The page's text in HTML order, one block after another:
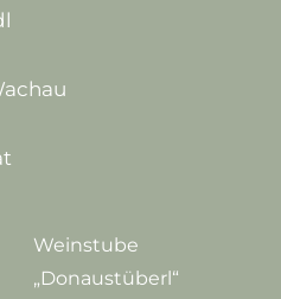
Weinstube
„Donaustüberl“